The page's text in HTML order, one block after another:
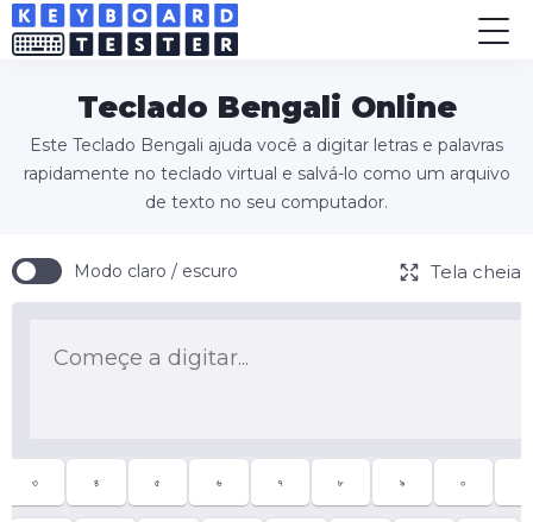
Teclado Bengali Online
Este Teclado Bengali ajuda você a digitar letras e palavras
rapidamente no teclado virtual e salvá-lo como um arquivo
de texto no seu computador.
Modo claro / escuro Tela cheia
৩ ৪ ৫ ৬ ৭ ৮ ৯ ০